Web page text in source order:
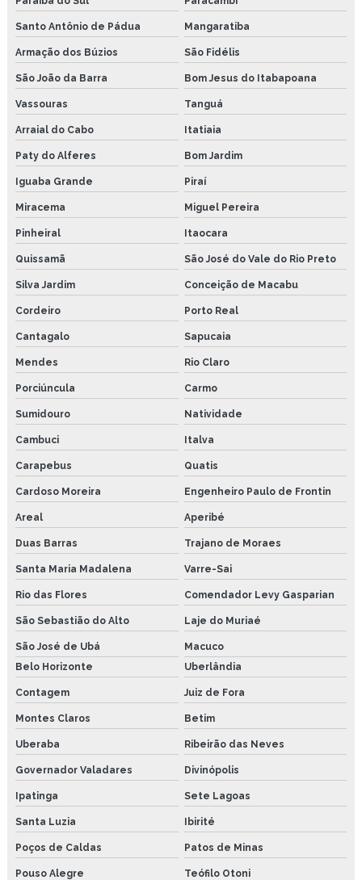
Bomba elétrica para Óleo
Copo lubrificador
Lubrificador por gravidade
Sistema de lubrificação automático
Temporizador coel
Copo de lubrificação conta gota
Lubrificador por gravidade conta gota
Lubrificador a Óleo por gravidade
Sistema de lubrificação para correntes industriais
Sistema de lubrificação automatizado
Pasta de montagem cobreada industrial
Pasta de montagem anti seize
Pasta de montagem atóxico
Pasta de montagem para parafuso moldes plasticos
Pasta de montagem são paulo
Lubrificante atoxico joão pessoa
Santo Antônio de Pádua Mangaratiba
Armação dos Búzios São Fidélis
São João da Barra Bom Jesus do Itabapoana
Vassouras Tanguá
Arraial do Cabo Itatiaia
Paty do Alferes Bom Jardim
Iguaba Grande Piraí
Miracema Miguel Pereira
Pinheiral Itaocara
Quissamã São José do Vale do Rio Preto
Silva Jardim Conceição de Macabu
Cordeiro Porto Real
Cantagalo Sapucaia
Mendes Rio Claro
Porciúncula Carmo
Sumidouro Natividade
Cambuci Italva
Carapebus Quatis
Cardoso Moreira Engenheiro Paulo de Frontin
Areal Aperibé
Duas Barras Trajano de Moraes
Santa Maria Madalena Varre-Sai
Rio das Flores Comendador Levy Gasparian
São Sebastião do Alto Laje do Muriaé
São José de Ubá
Macuco
Belo Horizonte
Uberlândia
Contagem Juiz de Fora
Montes Claros Betim
Uberaba Ribeirão das Neves
Governador Valadares Divinópolis
Ipatinga Sete Lagoas
Santa Luzia Ibirité
Poços de Caldas Patos de Minas
Pouso Alegre Teófilo Otoni